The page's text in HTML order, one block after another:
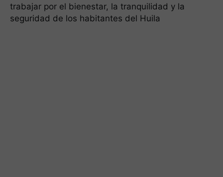
trabajar por el bienestar, la tranquilidad y la
seguridad de los habitantes del Huila